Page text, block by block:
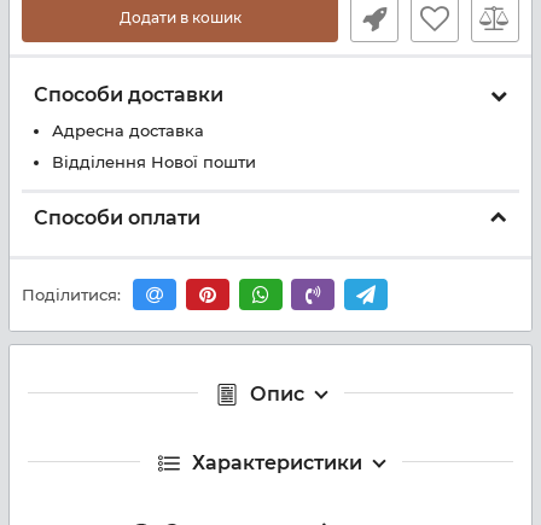
Додати в кошик
Способи доставки
Адресна доставка
Відділення Нової пошти
Способи оплати
Поділитися:
Опис
Характеристики